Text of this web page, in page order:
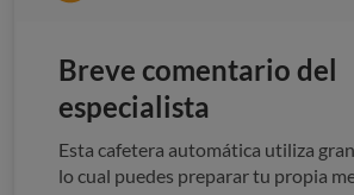
Breve comentario del
especialista
Esta cafetera automática utiliza
lo cual puedes preparar tu propia